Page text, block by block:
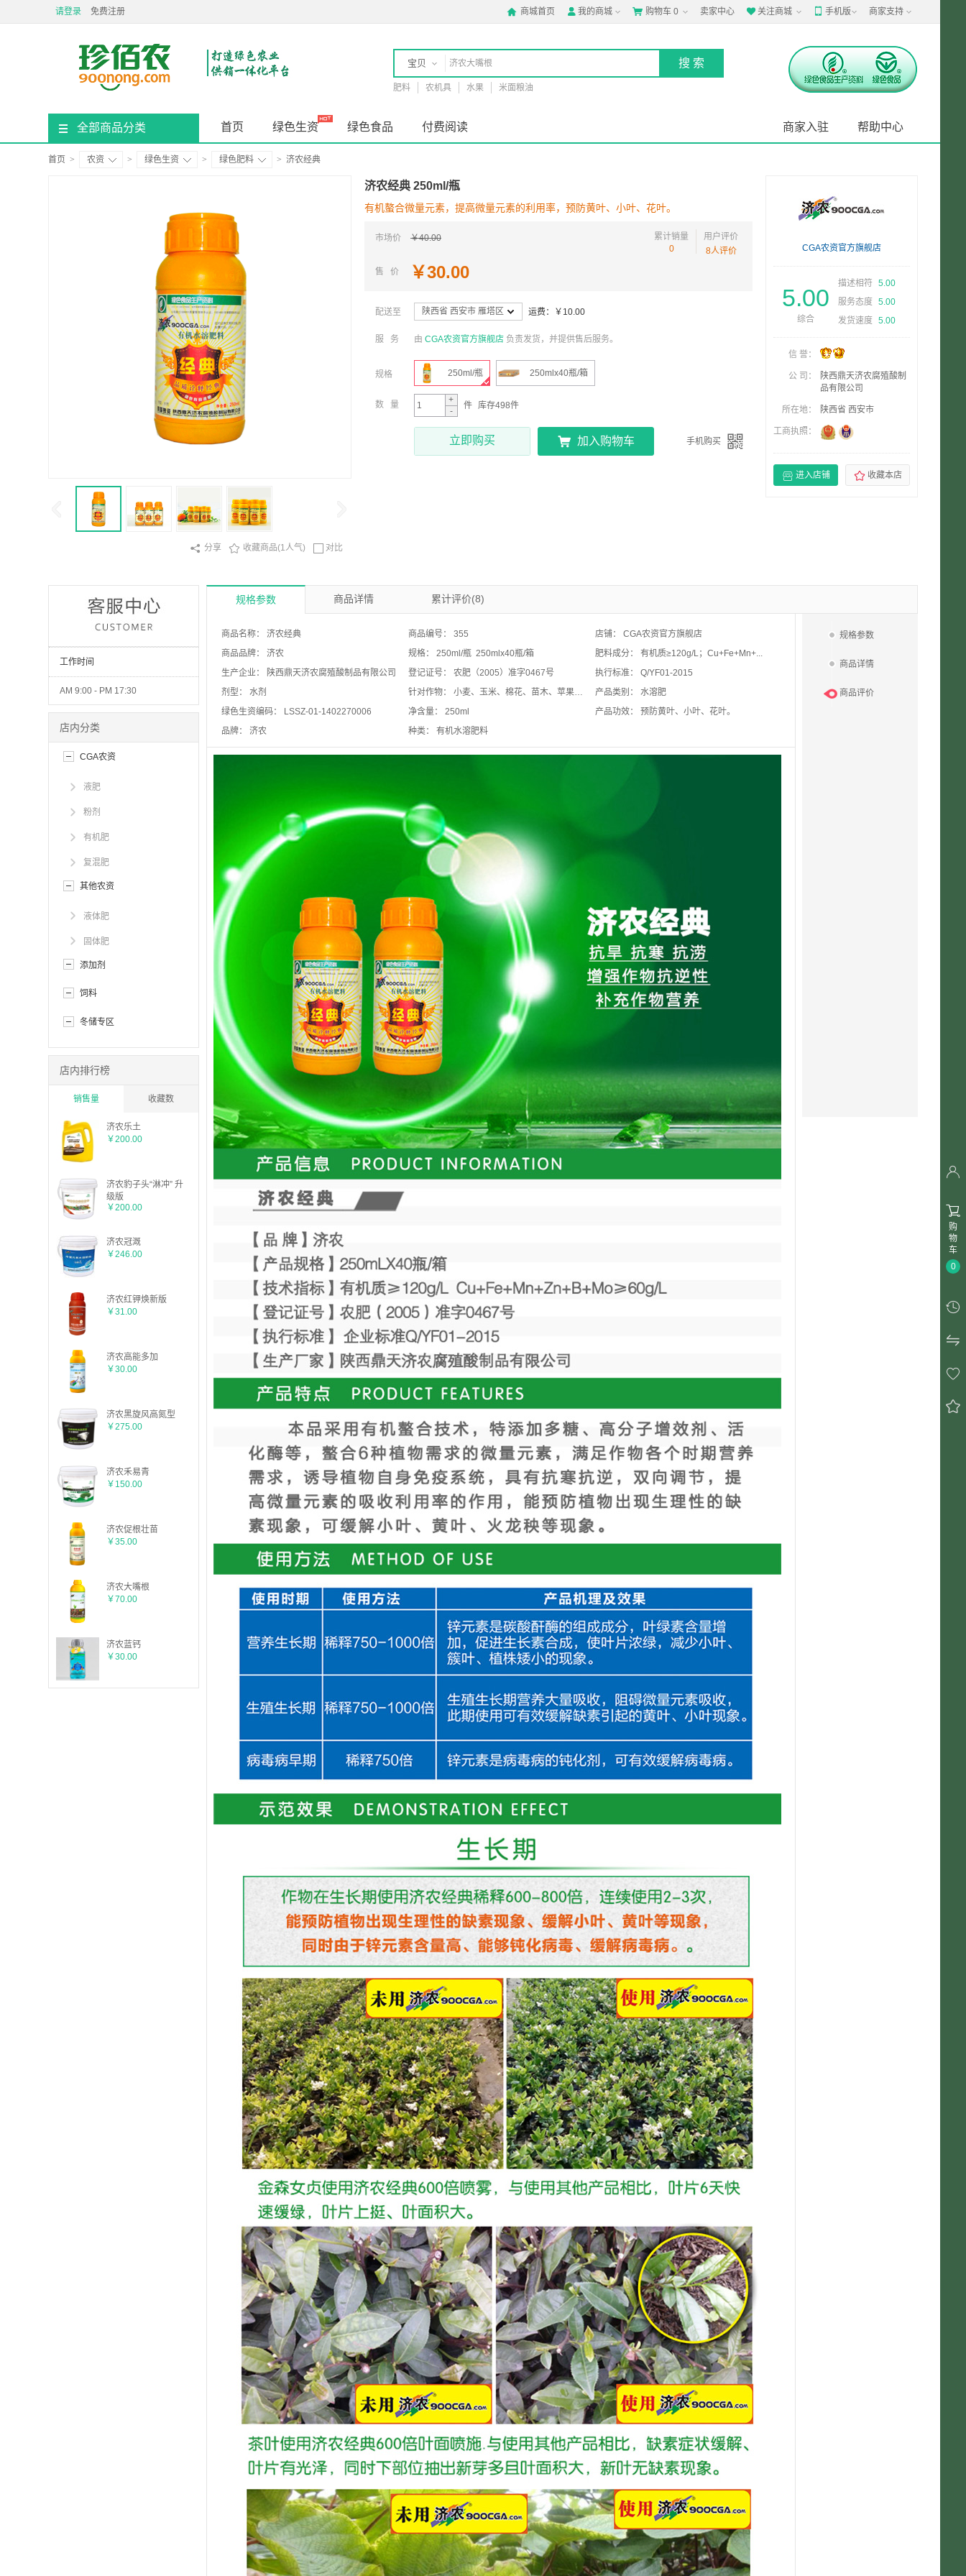
请登录 免费注册  商城首页  我的商城  购物车 0 卖家中心 关注商城 手机版 商家支持
宝贝
店铺
肥料 农机具 水果 米面粮油
全部商品分类 首页 绿色生资 绿色食品 帮助中心
商家入驻
付费阅读
首页 > 农资 > 绿色生资 > 绿色肥料 > 济农经典
对比
 收藏商品(1人气)
 分享
济农经典 250ml/瓶
有机螯合微量元素，提高微量元素的利用率，预防黄叶、小叶、花叶。
市场价 ￥40.00
累计销量
0
用户评价
8人评价
售 价 ￥30.00
配送至 陕西省 西安市 雁塔区 运费：￥10.00
服 务 由 CGA农资官方旗舰店 负责发货，并提供售后服务。
规格 250ml/瓶 250mlx40瓶/箱
数 量
+
-
件 库存498件
立即购买  加入购物车 手机购买 
CGA农资官方旗舰店
5.00
综合
描述相符 5.00
服务态度
5.00
发货速度
5.00
信 誉：
公 司：
陕西鼎天济农腐殖酸制
品有限公司
所在地： 陕西省 西安市
工商执照：
 进入店铺  收藏本店
工作时间
AM 9:00 - PM 17:30
店内分类
CGA农资
液肥
粉剂
有机肥
复混肥
其他农资
液体肥
固体肥
添加剂
饲料
冬储专区
店内排行榜
销售量 收藏数
济农乐土
￥200.00
济农豹子头“淋冲” 升
级版
￥200.00
济农冠溉
￥246.00
济农红钾焕新版
￥31.00
济农高能多加
￥30.00
济农黑旋风高氮型
￥275.00
济农禾易青
￥150.00
济农促根壮苗
￥35.00
济农大嘴根
￥70.00
济农蓝钙
￥30.00
规格参数 商品详情 累计评价(8)
规格参数
商品详情
商品评价
商品名称： 济农经典 商品编号： 355 店铺： CGA农资官方旗舰店
商品品牌： 济农 规格： 250ml/瓶 250mlx40瓶/箱 肥料成分： 有机质≥120g/L；Cu+Fe+Mn+...
生产企业：
陕西鼎天济农腐殖酸制品有限公司 登记证号： 农肥（2005）准字0467号 执行标准： Q/YF01-2015
剂型： 水剂 针对作物： 小麦、玉米、棉花、苗木、苹果、马铃薯、芹... 产品类别： 水溶肥
绿色生资编码：
LSSZ-01-1402270006 净含量： 250ml 产品功效： 预防黄叶、小叶、花叶。
品牌： 济农 种类： 有机水溶肥料


购
物
车
0



